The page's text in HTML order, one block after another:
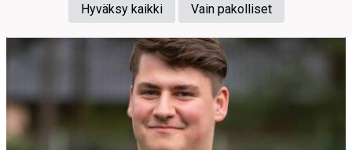
Hyväksy kaikki
Vain pakolliset